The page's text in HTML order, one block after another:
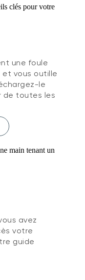
une foule
vous outille
le
de toutes les
avez
votre
guide